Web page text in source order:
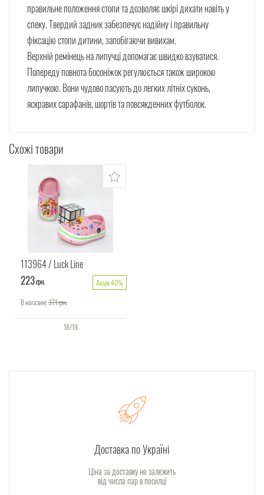
правильне положення стопи та дозволяє шкірі дихати навіть у
спеку. Твердий задник забезпечує надійну і правильну
фіксацію стопи дитини, запобігаючи вивихам.
Верхній ремінець на липучці допомагає швидко взуватися.
Попереду повнота босоніжок регулюється також широкою
липучкою. Вони чудово пасують до легких літніх суконь,
яскравих сарафанів, шортів та повсякденних футболок.
Схожі товари
113964 Luck Line
223грн.
Акція 40%
В магазині:371грн.
18/19
Доставка по Україні
Ціна за доставку не залежить
від числа пар в посилці